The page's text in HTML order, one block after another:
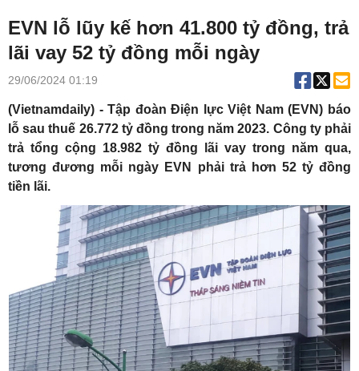
EVN lỗ lũy kế hơn 41.800 tỷ đồng, trả
lãi vay 52 tỷ đồng mỗi ngày
29/06/2024 01:19
(Vietnamdaily) - Tập đoàn Điện lực Việt Nam (EVN) báo
lỗ sau thuế 26.772 tỷ đồng trong năm 2023. Công ty phải
trả tổng cộng 18.982 tỷ đồng lãi vay trong năm qua,
tương đương mỗi ngày EVN phải trả hơn 52 tỷ đồng
tiền lãi.